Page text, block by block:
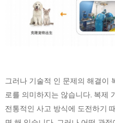
그러나 기술적 인 문제의 해결이
로를 의미하지는 않습니다. 복제
전통적인 사고 방식에 도전하기